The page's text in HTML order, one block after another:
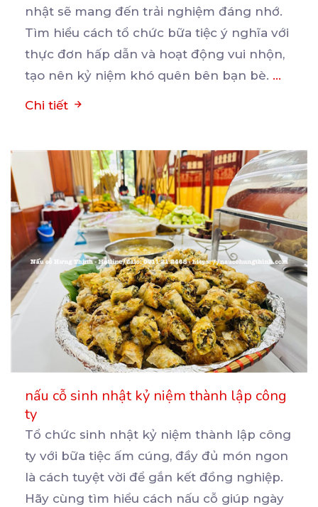
nhật sẽ mang đến trải nghiệm đáng nhớ.
Tìm hiểu cách tổ chức bữa tiệc ý nghĩa với
thực đơn hấp dẫn và hoạt động vui nhộn,
tạo nên kỷ niệm khó quên bên bạn bè. ...
Chi tiết
nấu cỗ sinh nhật kỷ niệm thành lập công
ty
Tổ chức sinh nhật kỷ niệm thành lập công
ty với bữa tiệc ấm cúng, đầy đủ món ngon
là cách tuyệt vời để gắn kết đồng nghiệp.
Hãy cùng tìm hiểu cách nấu cỗ giúp ngày